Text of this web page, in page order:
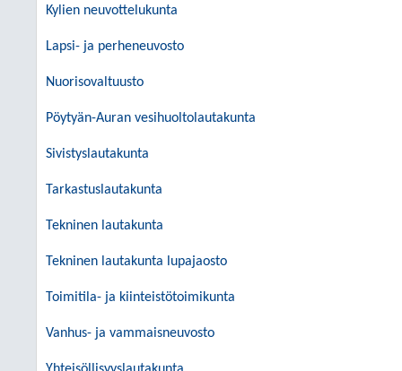
Kylien neuvottelukunta
Lapsi- ja perheneuvosto
Nuorisovaltuusto
Pöytyän-Auran vesihuoltolautakunta
Sivistyslautakunta
Tarkastuslautakunta
Tekninen lautakunta
Tekninen lautakunta lupajaosto
Toimitila- ja kiinteistötoimikunta
Vanhus- ja vammaisneuvosto